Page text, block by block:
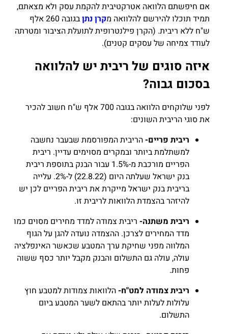
אם חיפשתם הלוואה אטרקטיבית להקמת עסק ולא מצאתם,
תמיד תוכלו להירשם להלוואה מקרן נתן
בגובה 260 אלף
ש"ח ללא ריבית. (הקרן פילנטרופית לתועלת הציבור ומטרתה
לעודד צמיחה של עסקים קטנים).
איזה סוגים של ריבית יש להלוואה
בסכום גבוה?
לפני שלוקחים הלוואה בגובה 700 אלף ש"ח חשוב להכיר
את סוגי הריבית השונים:
ריבית פריים-הריבית המפורסמת שבעבר נחשבה
למשתלמת ביותר ובמקרים מסוימים עדיין. ריבית
הפריים מורכבת מ-1.5% עבור הבנק בתוספת ריבית
בנק ישראל שעלתה היום (22.8.22) ל-2%.
עלייה
בריבית בנק ישראל מייקרת את ריבית הפריים לכן יש
להיזהר בהצמדת הלוואות לריבית זו.
ריבית משתנה- ריבית צמודה למדד מחירים מסוים כמו
מדד המחירים לצרכן. ההצמדה נועדה להגן על הגוף
המלווה מפני שחיקת ערך המטבע שכאשר האינפלציה
עולה, עולה גם התשלום והבנק מקבל יותר כסף ששוה
פחות.
ריבית צמודה למט"ח-הלוואות צמודות למטבע חוץ
עלולות לעלות יותר בהתאם לשער המטבע ביום
התשלום.